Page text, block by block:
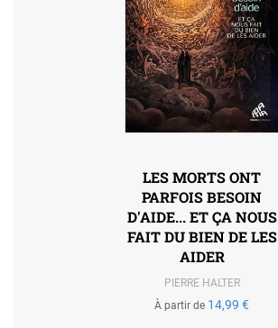
LES MORTS ONT
PARFOIS BESOIN
D'AIDE... ET ÇA NOUS
FAIT DU BIEN DE LES
AIDER
PIERRE HALTER
À partir de 14,99 €